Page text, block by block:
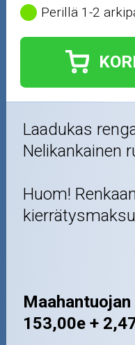
Perillä 1-2
Laadukas
Nelikankainen
Huom!
153,00e +